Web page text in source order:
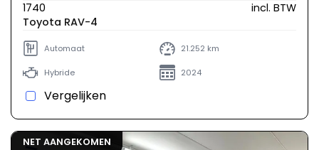
1740
incl. BTW
Toyota RAV-4
Automaat 21.252 km
Hybride 2024
Vergelijken
NET AANGEKOMEN